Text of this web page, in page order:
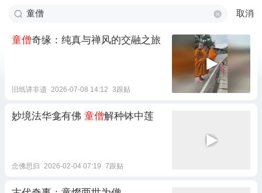
取消
童僧奇缘：纯真与禅风的交融之旅
旧纸讲非遗 2026-07-08 14:12 3跟贴
妙境法华龛有佛 童僧解种钵中莲
念佛思归 2026-02-04 07:19 7跟贴